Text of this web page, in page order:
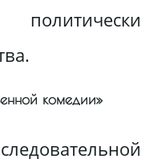
комедии»